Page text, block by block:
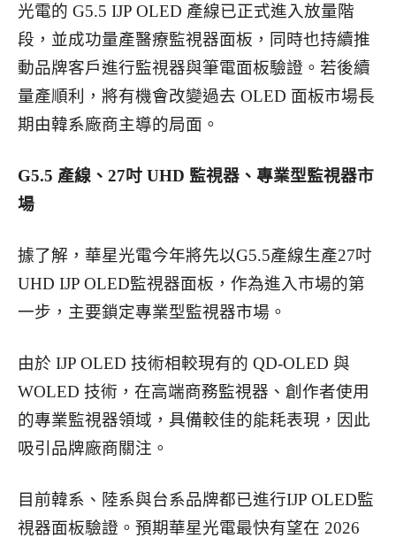
光電的 G5.5 IJP OLED 產線已正式進入放量階
段，並成功量產醫療監視器面板，同時也持續推
動品牌客戶進行監視器與筆電面板驗證。 若後續
量產順利，將有機會改變過去 OLED 面板市場長
期由韓系廠商主導的局面。
G5.5 產線、27吋 UHD 監視器、專業型監視器市
場
據了解，華星光電今年將先以G5.5產線生產27吋
UHD IJP OLED監視器面板，作為進入市場的第
一步，主要鎖定專業型監視器市場。
由於 IJP OLED 技術相較現有的 QD-OLED 與
WOLED 技術，在高端商務監視器、創作者使用
的專業監視器領域，具備較佳的能耗表現，因此
吸引品牌廠商關注。
目前韓系、陸系與台系品牌都已進行IJP OLED監
視器面板驗證。預期華星光電最快有望在 2026